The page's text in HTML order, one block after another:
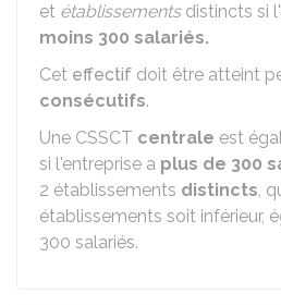
et établissementsdistincts si
moins 300 salariés.
Cet effectif doit être atteint
consécutifs.
Une CSSCT centrale est
si l'entreprise a plus de 300
2 établissements distincts,
établissements soit inférieur,
300 salariés.